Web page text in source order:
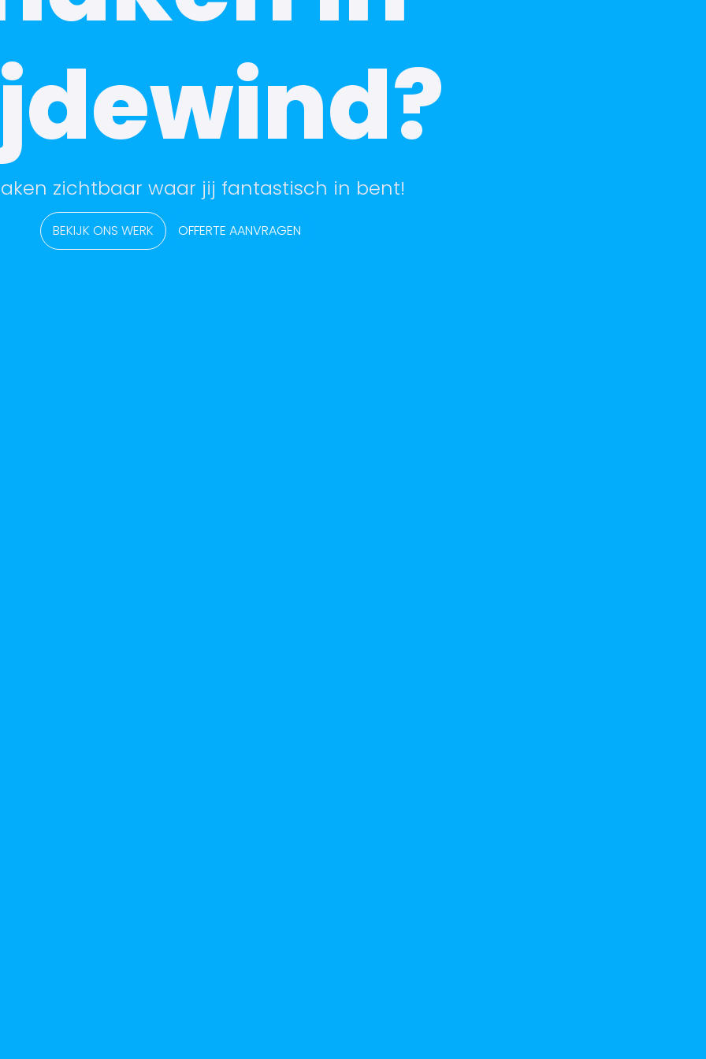
zichtbaar waar jij fantastisch in bent!
BEKIJK ONS WERK OFFERTE AANVRAGEN